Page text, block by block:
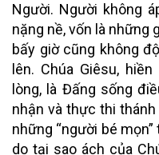
Người. Người không
nặng nề, vốn là những
bấy giờ cũng không
lên. Chúa Giêsu,
lòng, là Đấng sống
nhận và thực thi
những “người bé
do tại sao ách của